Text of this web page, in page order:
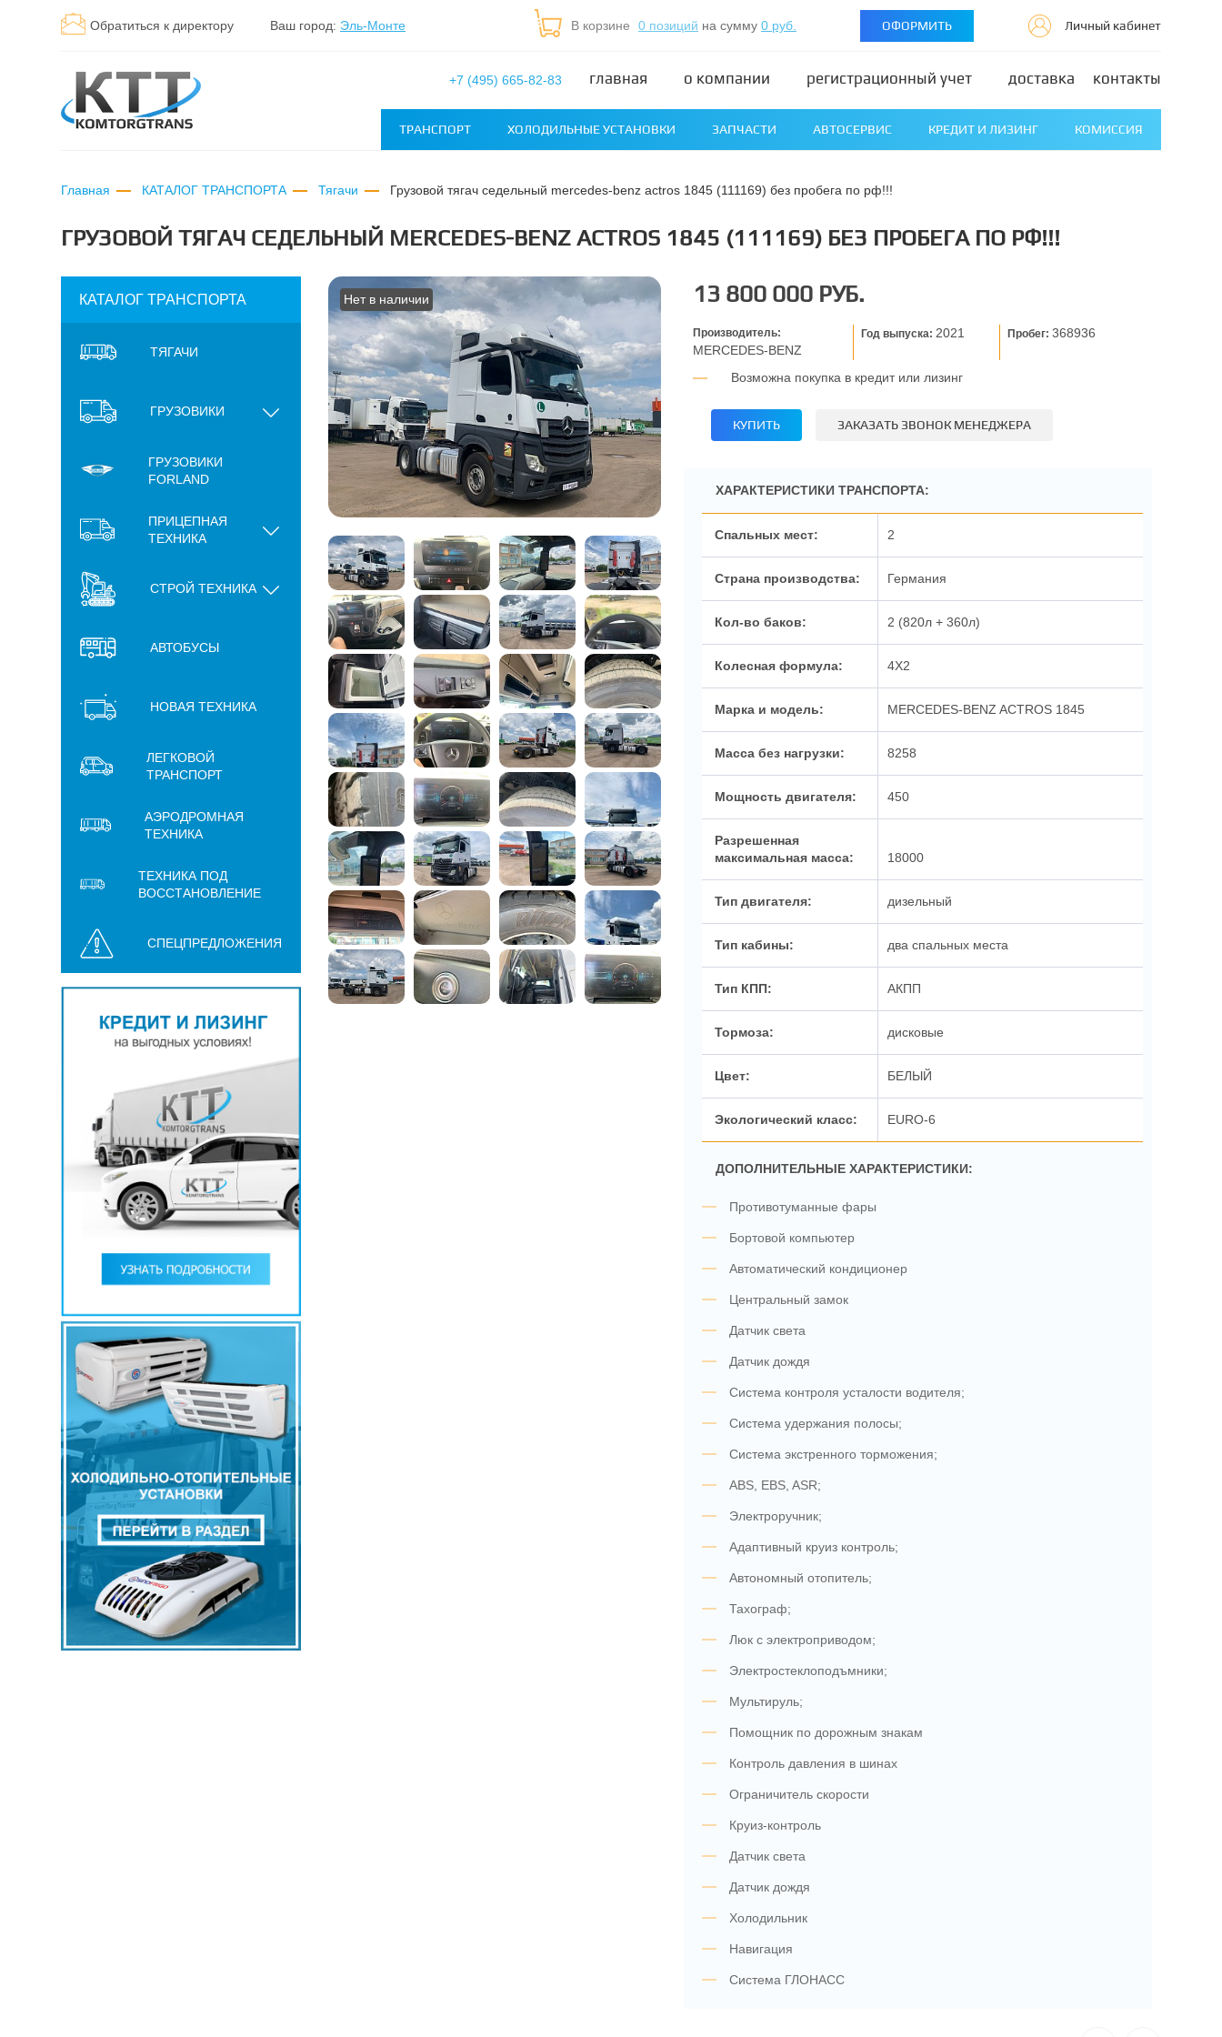
Обратиться к директору Ваш город: Эль-Монте В корзине 0 позиций на сумму 0 руб. ОФОРМИТЬ Личный кабинет
+7 (495) 665-82-83 главная о компании регистрационный учет доставка контакты
ТРАНСПОРТ ХОЛОДИЛЬНЫЕ УСТАНОВКИ ЗАПЧАСТИ АВТОСЕРВИС КРЕДИТ И ЛИЗИНГ КОМИССИЯ
Главная КАТАЛОГ ТРАНСПОРТА Тягачи грузовой тягач седельный mercedes-benz actros 1845 (111169) без пробега по рф!!!
ГРУЗОВОЙ ТЯГАЧ СЕДЕЛЬНЫЙ MERCEDES-BENZ ACTROS 1845 (111169) БЕЗ ПРОБЕГА ПО РФ!!!
КАТАЛОГ ТРАНСПОРТА
ТЯГАЧИ
ГРУЗОВИКИ
ГРУЗОВИКИ
FORLAND
ПРИЦЕПНАЯ
ТЕХНИКА
СТРОЙ ТЕХНИКА
АВТОБУСЫ
НОВАЯ ТЕХНИКА
ЛЕГКОВОЙ
ТРАНСПОРТ
АЭРОДРОМНАЯ
ТЕХНИКА
ТЕХНИКА ПОД
ВОССТАНОВЛЕНИЕ
СПЕЦПРЕДЛОЖЕНИЯ
Нет в наличии 13 800 000 РУБ.
Производитель:
MERCEDES-BENZ
Год выпуска:2021 Пробег:368936
Возможна покупка в кредит или лизинг
КУПИТЬ ЗАКАЗАТЬ ЗВОНОК МЕНЕДЖЕРА
ХАРАКТЕРИСТИКИ ТРАНСПОРТА:
2
Германия
2 (820л + 360л)
4X2
MERCEDES-BENZ ACTROS 1845
8258
450
18000
дизельный
два спальных места
АКПП
дисковые
БЕЛЫЙ
EURO-6
ДОПОЛНИТЕЛЬНЫЕ ХАРАКТЕРИСТИКИ:
Противотуманные фары
Бортовой компьютер
Автоматический кондиционер
Центральный замок
Датчик света
Датчик дождя
Система контроля усталости водителя;
Система удержания полосы;
Система экстренного торможения;
ABS, EBS, ASR;
Электроручник;
Адаптивный круиз контроль;
Автономный отопитель;
Тахограф;
Люк с электроприводом;
Электростеклоподъмники;
Мультируль;
Помощник по дорожным знакам
Контроль давления в шинах
Ограничитель скорости
Круиз-контроль
Датчик света
Датчик дождя
Холодильник
Навигация
Система ГЛОНАСС